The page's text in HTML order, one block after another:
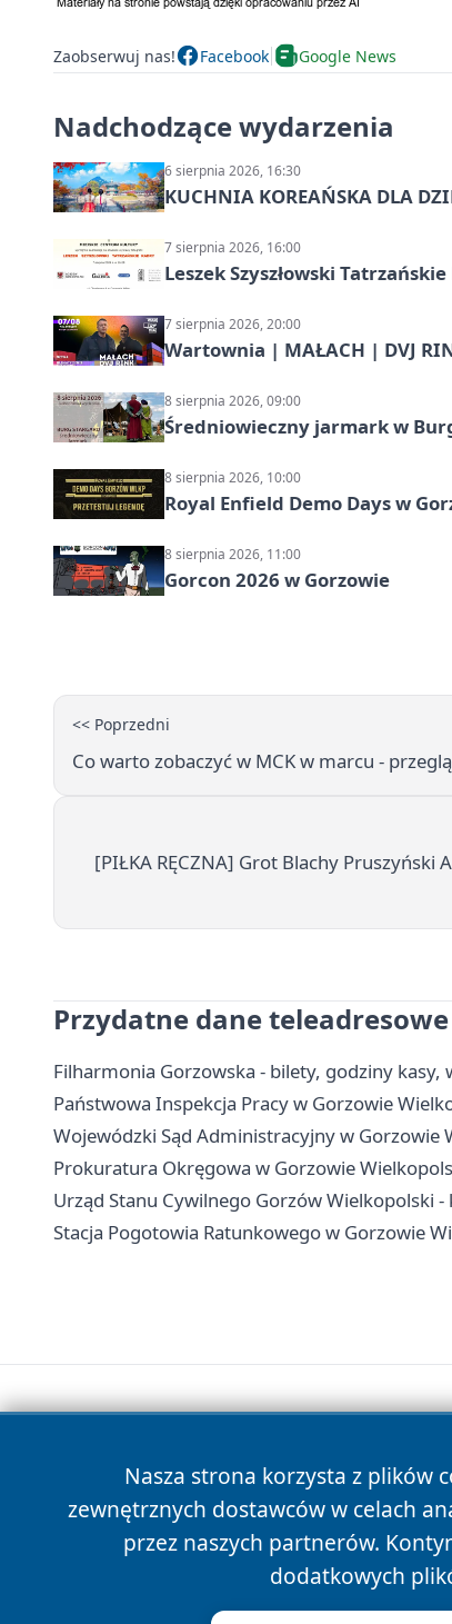
Zaobserwuj nas! Facebook Google News
Nadchodzące wydarzenia
6 sierpnia 2026, 16:30
KUCHNIA KOREAŃSKA DLA
7 sierpnia 2026, 16:00
Leszek Szyszłowski
7 sierpnia 2026, 20:00
Wartownia | MAŁACH | DVJ
8 sierpnia 2026, 09:00
Średniowieczny jarmark w
8 sierpnia 2026, 10:00
Royal Enfield Demo Days w
8 sierpnia 2026, 11:00
Gorcon 2026 w Gorzowie
<< Poprzedni
Co warto zobaczyć w MCK w marcu -
[PIŁKA RĘCZNA] Grot Blachy Pruszyński
Przydatne dane teleadresowe
Filharmonia Gorzowska - bilety, godziny kasy,
Państwowa Inspekcja Pracy w Gorzowie
Wojewódzki Sąd Administracyjny w Gorzowie
Prokuratura Okręgowa w Gorzowie
Urząd Stanu Cywilnego Gorzów Wielkopolski
Stacja Pogotowia Ratunkowego w Gorzowie
Nasza strona korzysta z plików
zewnętrznych dostawców w celach
przez naszych partnerów.
dodatkowych